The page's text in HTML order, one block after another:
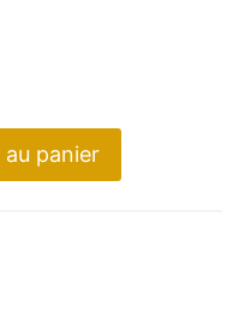
panier